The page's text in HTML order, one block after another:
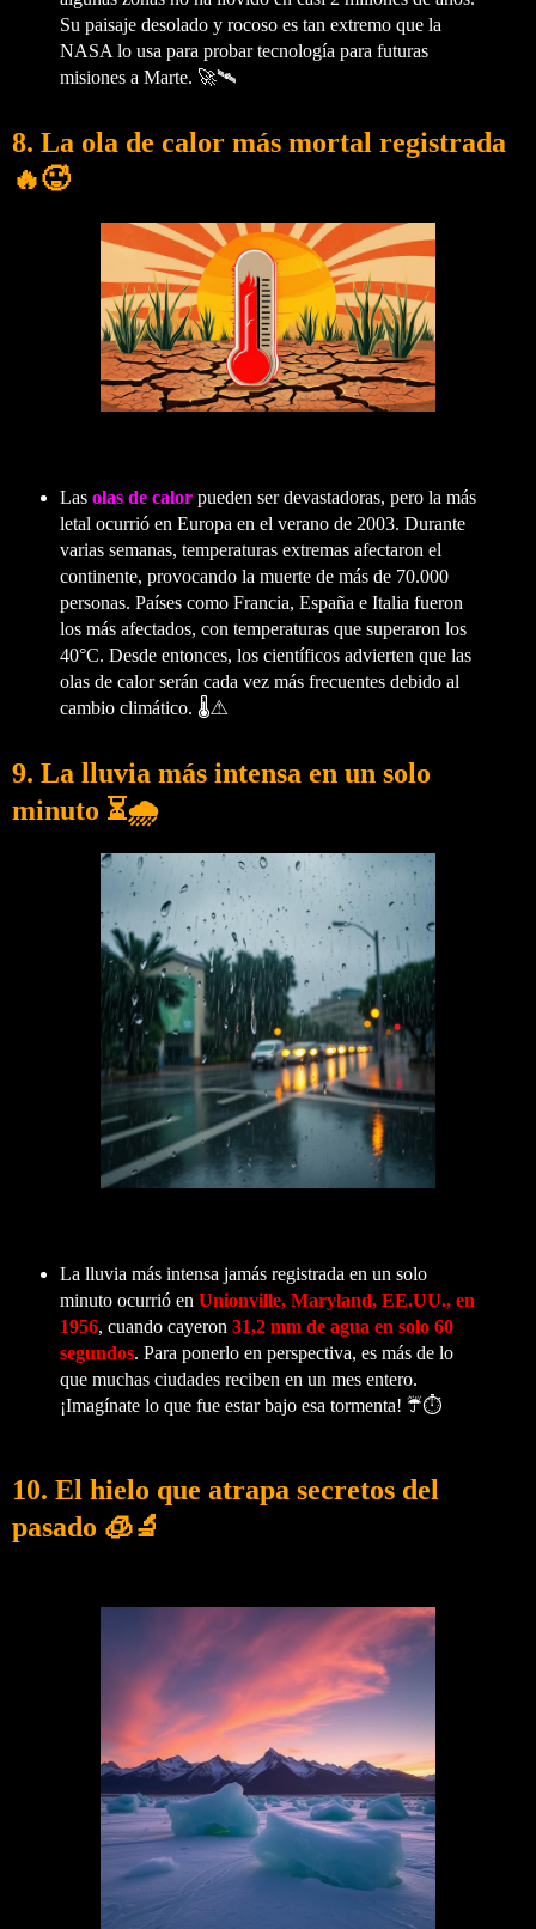
Su paisaje desolado y rocoso es tan extremo que la
NASA lo usa para probar tecnología para futuras
misiones a Marte. 🚀🛰️
8. La ola de calor más mortal registrada
🔥🥵
Las olas de calorpueden ser devastadoras, pero la más
letal ocurrió en Europa en el verano de 2003. Durante
varias semanas, temperaturas extremas afectaron el
continente, provocando la muerte de más de 70.000
personas. Países como Francia, España e Italia fueron
los más afectados, con temperaturas que superaron los
40°C. Desde entonces, los científicos advierten que las
olas de calor serán cada vez más frecuentes debido al
cambio climático. 🌡️⚠️
9. La lluvia más intensa en un solo
minuto ⏳🌧️
La lluvia más intensa jamás registrada en un solo
minuto ocurrió en Unionville, Maryland, EE.UU., en
1956, cuando cayeron 31,2 mm de agua en solo 60
segundos. Para ponerlo en perspectiva, es más de lo
que muchas ciudades reciben en un mes entero.
¡Imagínate lo que fue estar bajo esa tormenta! ☔⏱️
10. El hielo que atrapa secretos del
pasado 🧊🔬